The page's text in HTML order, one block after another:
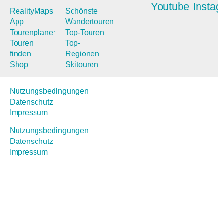
RealityMaps
App
Tourenplaner
Touren
finden
Shop
Schönste
Wandertouren
Top-Touren
Top-
Regionen
Skitouren
Youtube
Nutzungsbedingungen
Datenschutz
Impressum
Nutzungsbedingungen
Datenschutz
Impressum